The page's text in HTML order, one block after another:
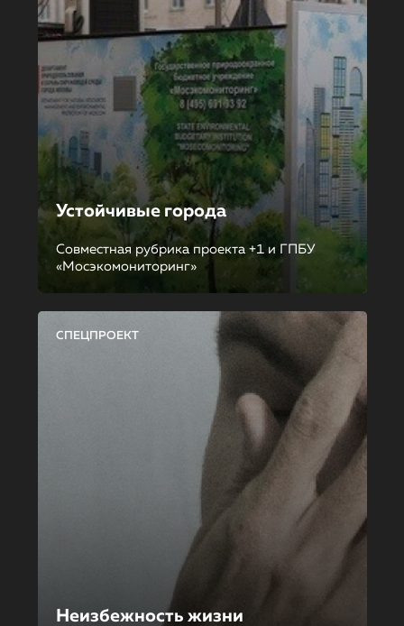
Устойчивые города
Совместная рубрика проекта +1 и ГПБУ
«Мосэкомониторинг»
СПЕЦПРОЕКТ
Неизбежность жизни